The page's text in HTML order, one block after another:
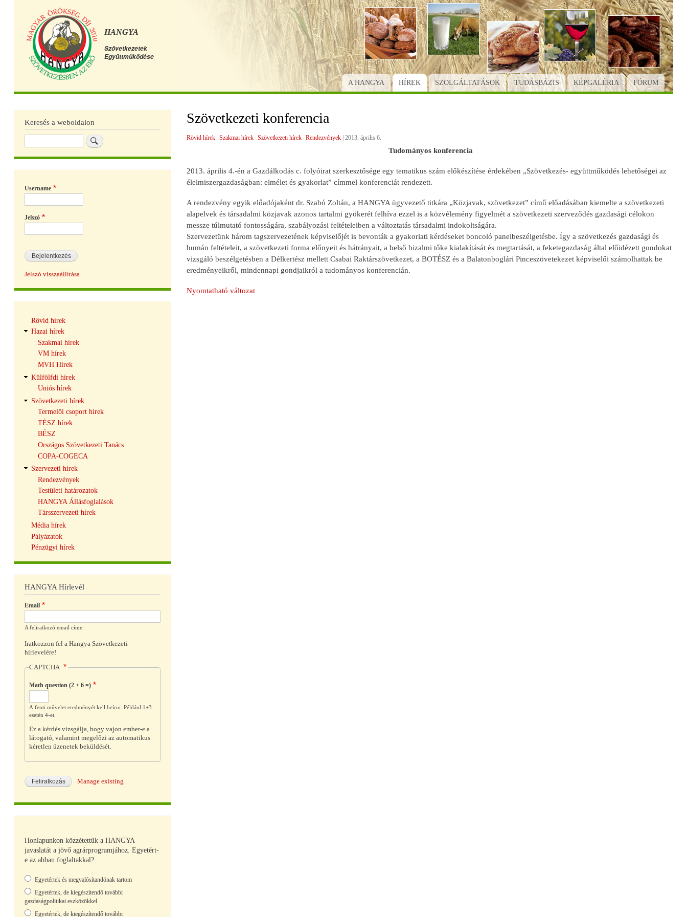
Ugrás
a
tartalomra
HANGYA
Szövetkezetek
Együttműködése
Főmenü
A HANGYA HÍREK SZOLGÁLTATÁSOK TUDÁSBÁZIS KÉPGALÉRIA FÓRUM
Szövetkezeti konferencia
Rövid hírek Szakmai hírek Szövetkezeti hírek Rendezvények 2013. április 6.
Tudományos konferencia
2013. április 4.-én a Gazdálkodás c. folyóirat szerkesztősége egy tematikus szám előkészítése érdekében „Szövetkezés- együttműködés lehetőségei az
élelmiszergazdaságban: elmélet és gyakorlat” címmel konferenciát rendezett.
A rendezvény egyik előadójaként dr. Szabó Zoltán, a HANGYA ügyvezető titkára „Közjavak, szövetkezet” című előadásában kiemelte a szövetkezeti
alapelvek és társadalmi közjavak azonos tartalmi gyökerét felhíva ezzel is a közvélemény figyelmét a szövetkezeti szerveződés gazdasági célokon
messze túlmutató fontosságára, szabályozási feltételeiben a változtatás társadalmi indokoltságára.
Szervezetünk három tagszervezetének képviselőjét is bevonták a gyakorlati kérdéseket boncoló panelbeszélgetésbe. Így a szövetkezés gazdasági és
humán feltételeit, a szövetkezeti forma előnyeit és hátrányait, a belső bizalmi tőke kialakítását és megtartását, a feketegazdaság által előidézett gondokat
vizsgáló beszélgetésben a Délkertész mellett Csabai Raktárszövetkezet, a BOTÉSZ és a Balatonboglári Pinceszövetekezet képviselői számolhattak be
eredményeikről, mindennapi gondjaikról a tudományos konferencián.
Nyomtatható változat
Keresés a weboldalon
Username
Jelszó
Jelszó visszaállítása
navigáció
Rövid hírek
Hazai hírek
Szakmai hírek
VM hírek
MVH Hírek
Külfölfdi hírek
Uniós hírek
Szövetkezeti hírek
Termelői csoport hírek
TÉSZ hírek
BÉSZ
Országos Szövetkezeti Tanács
COPA-COGECA
Szervezeti hírek
Rendezvények
Testületi határozatok
HANGYA Állásfoglalások
Társszervezeti hírek
Média hírek
Pályázatok
Pénzügyi hírek
HANGYA Hírlevél
Email
A feliratkozó email címe.
Iratkozzon fel a Hangya Szövetkezeti
hírlevelére!
CAPTCHA
Math question (2 + 6 =)
A fenti művelet eredményét kell beírni. Például 1+3
esetén 4-et.
Ez a kérdés vizsgálja, hogy vajon ember-e a
látogató, valamint megelőzi az automatikus
kéretlen üzenetek beküldését.
Manage existing
Honlapunkon közzétettük a HANGYA
javaslatát a jövő agrárprogramjához. Egyetért-
e az abban foglaltakkal?
Választások
Egyetértek és megvalósítandónak tartom
Egyetértek, de kiegészítendő további
gazdaságpolitikai eszközökkel
Egyetértek, de kiegészítendő további